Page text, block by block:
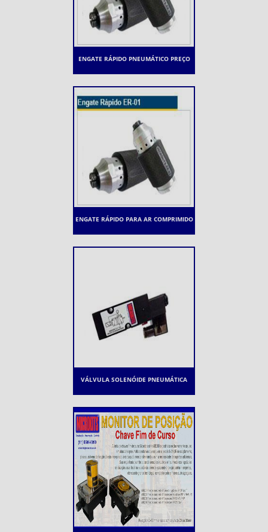
ENGATE RÁPIDO PNEUMÁTICO PREÇO
ENGATE RÁPIDO PARA AR COMPRIMIDO
VÁLVULA SOLENÓIDE PNEUMÁTICA